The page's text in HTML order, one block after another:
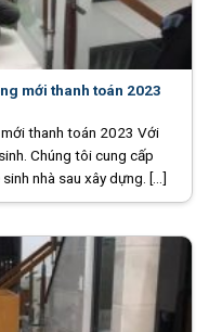
mới thanh toán 2023
thanh toán 2023 Với
Chúng tôi cung cấp
nhà sau xây dựng. [...]